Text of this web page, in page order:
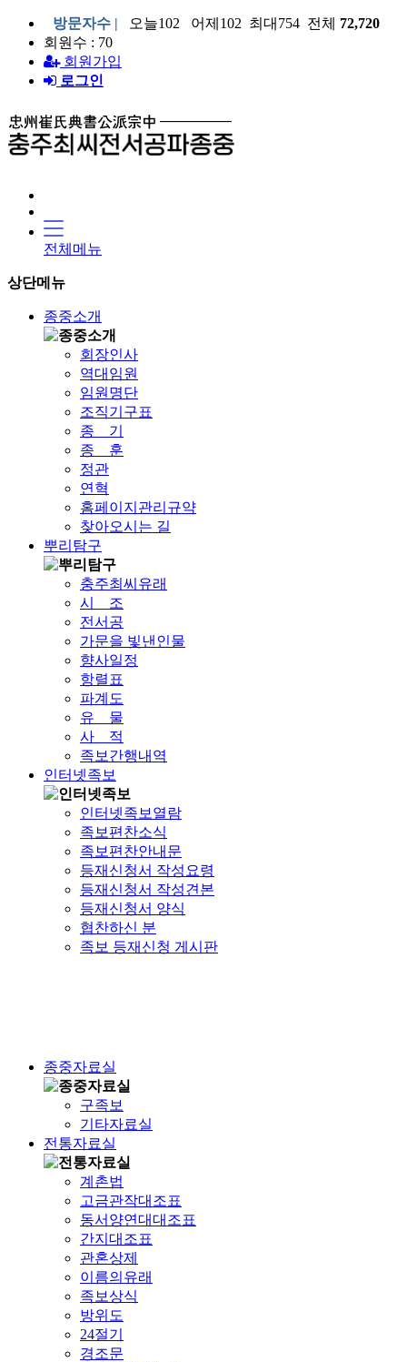
방문자수 | 오늘102 어제102 최대754 전체 72,720
회원수 : 70
회원가입
로그인
전체메뉴
상단메뉴
종중소개
회장인사
역대임원
임원명단
조직기구표
종 기
종 훈
정관
연혁
홈페이지관리규약
찾아오시는 길
뿌리탐구
충주최씨유래
시 조
전서공
가문을 빛낸인물
향사일정
항렬표
파계도
유 물
사 적
족보간행내역
인터넷족보
인터넷족보열람
족보편찬소식
족보편찬안내문
등재신청서 작성요령
등재신청서 작성견본
등재신청서 양식
협찬하신 분
족보 등재신청 게시판
종중자료실
구족보
기타자료실
전통자료실
계촌법
고금관작대조표
동서양연대대조표
간지대조표
관혼상제
이름의유래
족보상식
방위도
24절기
경조문